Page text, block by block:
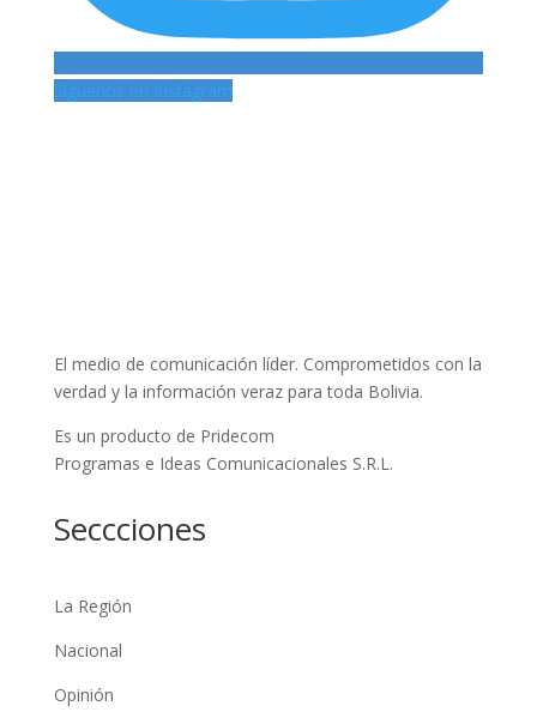
Siguenos en Instagram
El medio de comunicación líder. Comprometidos con la
verdad y la información veraz para toda Bolivia.
Es un producto de Pridecom
Programas e Ideas Comunicacionales S.R.L.
Seccciones
La Región
Nacional
Opinión